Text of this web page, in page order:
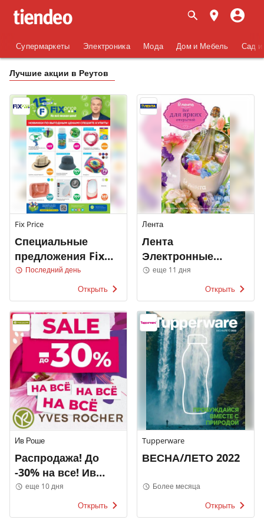
Супермаркеты Электроника Мода Дом и Мебель Сад и
Лучшие акции в Реутов
Fix Price
Специальные
предложения Fix
Price
Последний день
Открыть
Лента
Лента
Электронные
каталоги
еще 11 дня
Открыть
Ив Роше
Распродажа! До
-30% на все! Ив
Роше
еще 10 дня
Открыть
Tupperware
ВЕСНА/ЛЕТО 2022
Более месяца
Открыть